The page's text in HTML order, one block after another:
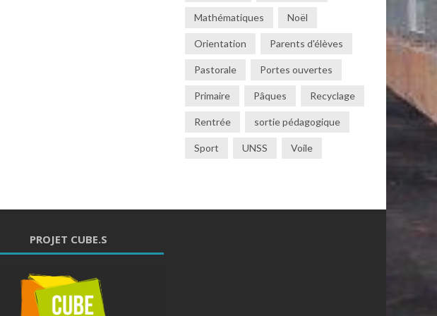
Mathématiques Noël
Orientation Parents d'élèves
Pastorale Portes ouvertes
Primaire Pâques Recyclage
Rentrée sortie pédagogique
Sport UNSS Voile
PROJET CUBE.S